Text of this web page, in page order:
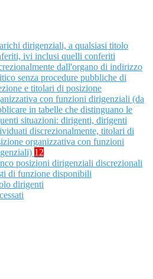
dirigenziali, a qualsiasi titolo
ivi inclusi quelli conferiti
dall'organo di indirizzo
senza procedure pubbliche di
e titolari di posizione
con funzioni dirigenziali (da
in tabelle che distinguano le
situazioni: dirigenti, dirigenti
discrezionalmente, titolari di
organizzativa con funzioni
12
posizioni dirigenziali discrezionali
di funzione disponibili
dirigenti